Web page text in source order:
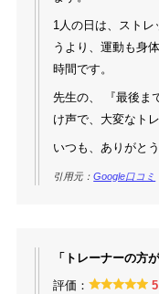
1人の日は、スト
うより、運動も身
時間です。
先生の、 『最後ま
け声で、大変なト
いつも、ありがと
引用元：Google口コミ
「トレーナーの方
評価： 5